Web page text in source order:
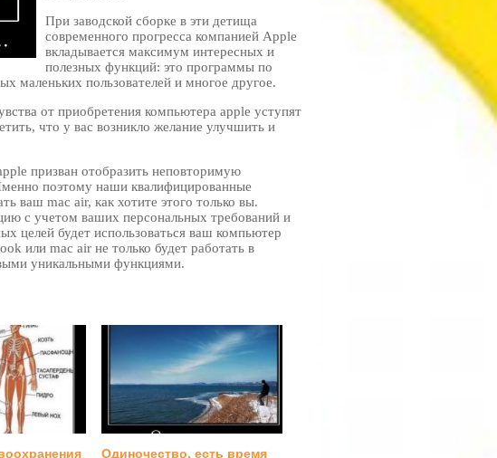
При заводской сборке в эти детища
современного прогресса компанией Apple
вкладывается максимум интересных и
полезных функций: это программы по
маленьких пользователей и многое другое.
от приобретения компьютера apple уступят
что у вас возникло желание улучшить и
призван отобразить неповторимую
поэтому наши квалифицированные
ваш mac air, как хотите этого только вы.
с учетом ваших персональных требований и
целей будет использоваться ваш компьютер
или mac air не только будет работать в
уникальными функциями.
Одиночество, есть время